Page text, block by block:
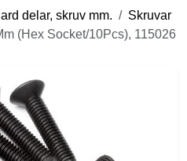
delar, skruv mm.
Skruvar
(Hex Socket/10Pcs), 115026